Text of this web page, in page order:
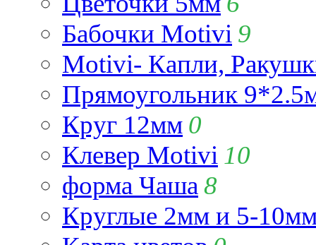
Бабочки Motivi 9
Motivi- Капли,
Прямоугольник
Круг 12мм 0
Клевер Motivi 10
форма Чаша 8
Круглые 2мм и 5-